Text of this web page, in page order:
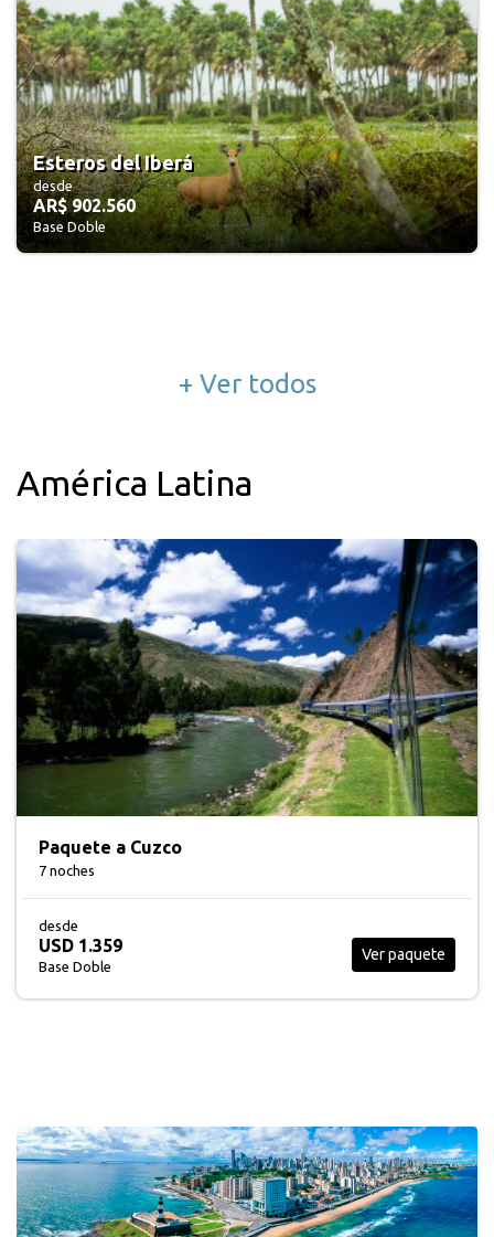
Esteros del Iberá
desde
AR$ 902.560
Base Doble
+ Ver todos
América Latina
Paquete a Isla de Pascua
3 noches
desde
USD 920
Base Doble
Ver paquete